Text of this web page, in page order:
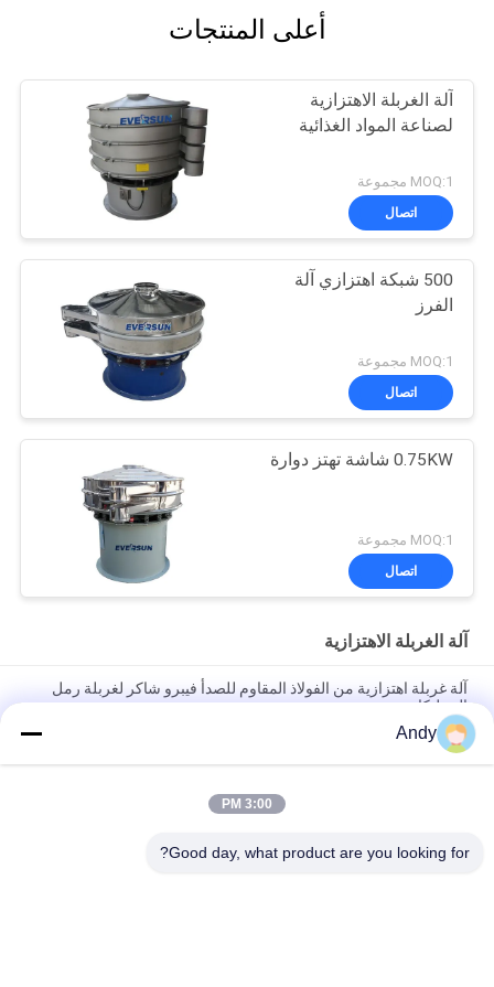
أعلى المنتجات
آلة الغربلة الاهتزازية
لصناعة المواد الغذائية
MOQ:1 مجموعة
اتصال
500 شبكة اهتزازي آلة
الفرز
MOQ:1 مجموعة
اتصال
0.75KW شاشة تهتز دوارة
MOQ:1 مجموعة
اتصال
آلة الغربلة الاهتزازية
آلة غربلة اهتزازية من الفولاذ المقاوم للصدأ فيبرو شاكر لغربلة رمل
السيليكا
آلة الفحص الاهتزازية باستخدام حركة المواد على سطح الشاشة لفصل
المواد الدقيقة والقاسية
آلة الفحص الاهتزازية ذات مسار حركة ثلاثي الأبعاد لفحص المواد الحبيبية
Andy
3:00 PM
Good day, what product are you looking for?